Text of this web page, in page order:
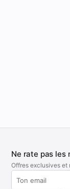
Ne rate pas les
Offres exclusives et